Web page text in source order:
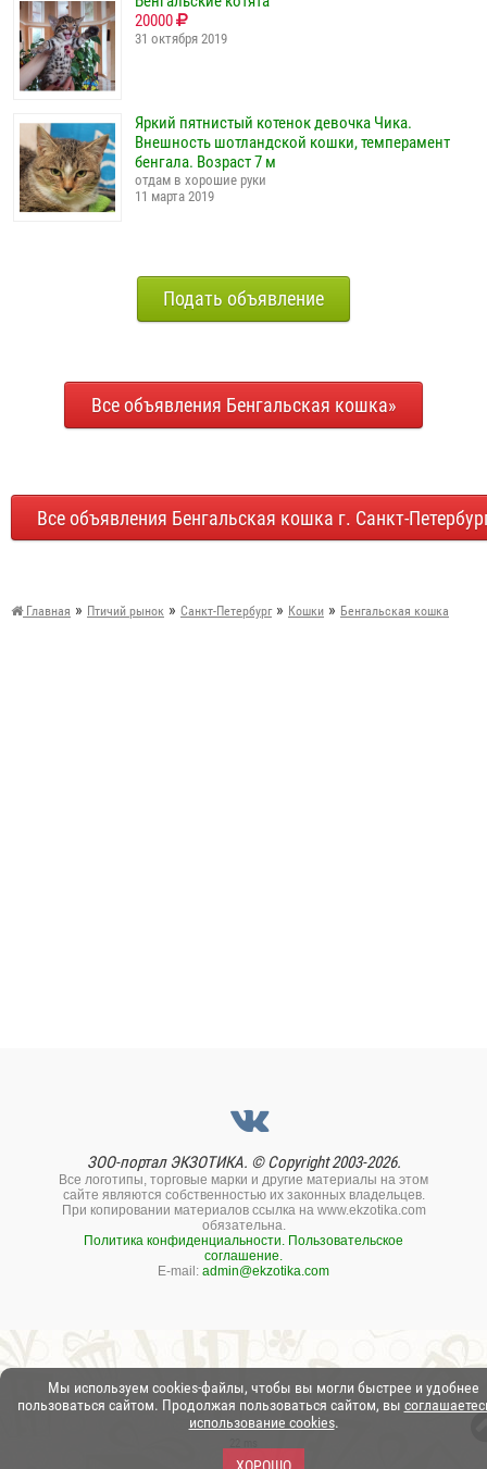
Мы используем cookies-файлы, чтобы вы могли быстрее и удобнее
пользоваться сайтом. Продолжая пользоваться сайтом, вы
использование cookies.
20000
31 октября 2019
Яркий пятнистый котенок девочка Чика.
Внешность шотландской кошки, темперамент
бенгала. Возраст 7 м
отдам в хорошие руки
11 марта 2019
Подать объявление
Все объявления Бенгальская кошка»
Все объявления Бенгальская кошка г. Санкт-
Главная » Птичий рынок » Санкт-Петербург» Кошки » Бенгальская кошка
ЗОО-портал ЭКЗОТИКА. © Copyright 2003-2026.
Все логотипы, торговые марки и другие материалы на этом
сайте являются собственностью их законных владельцев.
При копировании материалов ссылка на www.ekzotika.com
обязательна.
Политика конфиденциальности. Пользовательское
соглашение.
E-mail: admin@ekzotika.com